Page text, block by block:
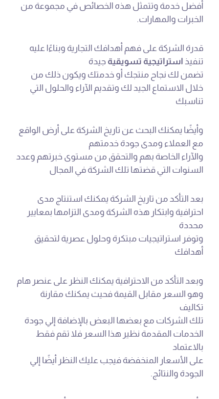
أفضل خدمة وتتمثل هذه الخصائص في مجموعة من
الخبرات والمهارات.
قدرة الشركة على فهم أهدافك التجارية وبناءًا عليه
تنفيذ استراتيجية تسويقية جيدة
تضمن لك نجاح منتجك أو خدمتك ويكون ذلك من
خلال الاستماع الجيد لك وتقديم الآراء والحلول التي
تناسبك
وأيضًا يمكنك البحث عن تاريخ الشركة على أرض الواقع
مع العملاء ومدى جودة خدمتهم
والآراء الخاصة بهم والتحقق من مستوى خبرتهم وعدد
السنوات التي قضتها تلك الشركة في المجال
بعد التأكد من تاريخ الشركة يمكنك استنتاج مدى
احترافية وابتكار هذه الشركة ومدى التزامها بمعايير
محددة
وتوفر استراتيجيات مبتكرة وحلول عصرية لتحقيق
أهدافك
وبعد التأكد من الاحترافية يمكنك النظر على عنصر هام
وهو السعر مقابل القيمة فحيث يمكنك مقارنة
تكاليف
تلك الشركات مع بعضها البعض بالإضافة إلي جودة
الخدمات المقدمة نظير هذا السعر فلا تقم فقط
بالاعتماد
على الأسعار المنخفضة فيجب عليك النظر أيضًا إلي
الجودة والنتائج.